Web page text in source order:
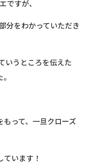
ですが、
分をわかっていただき
いうところを伝えた
って、一旦クローズ
います！